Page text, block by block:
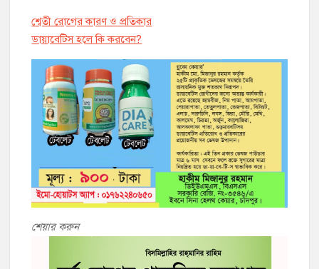
শ্বেতী রোগের কারণ ও প্রতিকার
ডায়াবেট্সি হলে কি করবেন?
শেয়ার করুন